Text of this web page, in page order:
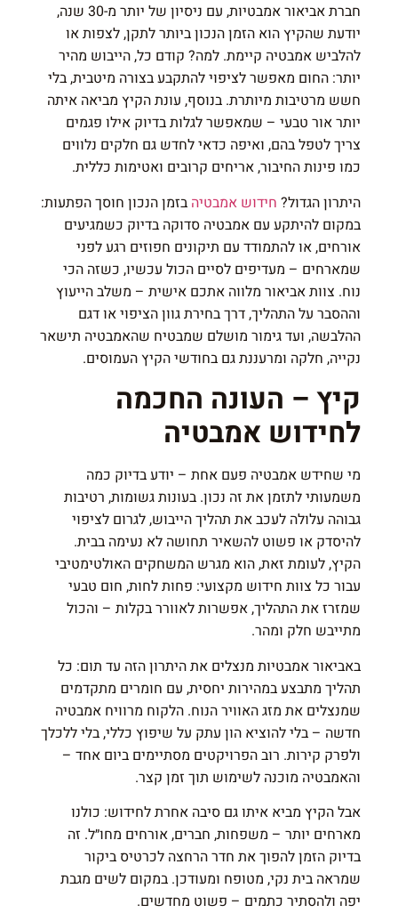
חברתאביאור אמבטיות
, עם ניסיון של יותר מ-30 שנה,
יודעת שהקיץ הוא הזמן הנכון ביותר לתקן, לצפות או
להלביש אמבטיה קיימת. למה? קודם כל, הייבוש מהיר
יותר: החום מאפשר לציפוי להתקבע בצורה מיטבית, בלי
חשש מרטיבות מיותרת. בנוסף, עונת הקיץ מביאה איתה
יותר אור טבעי – שמאפשר לגלות בדיוק אילו פגמים
צריך לטפל בהם, ואיפה כדאי לחדש גם חלקים נלווים
כמו פינות החיבור, אריחים קרובים ואטימות כללית.
היתרון הגדול? חידוש אמבטיהבזמן הנכון חוסך הפתעות:
במקום להיתקע עם אמבטיה סדוקה בדיוק כשמגיעים
אורחים, או להתמודד עם תיקונים חפוזים רגע לפני
שמארחים – מעדיפים לסיים הכול עכשיו, כשזה הכי
נוח. צוות אביאור מלווה אתכם אישית – משלב הייעוץ
וההסבר על התהליך, דרך בחירת גוון הציפוי או דגם
ההלבשה, ועד גימור מושלם שמבטיח שהאמבטיה תישאר
נקייה, חלקה ומרעננת גם בחודשי הקיץ העמוסים.
קיץ – העונה החכמה
לחידוש אמבטיה
מי שחידש אמבטיה פעם אחת – יודע בדיוק כמה
משמעותי לתזמן את זה נכון. בעונות גשומות, רטיבות
גבוהה עלולה לעכב את תהליך הייבוש, לגרום לציפוי
להיסדק או פשוט להשאיר תחושה לא נעימה בבית.
הקיץ, לעומת זאת, הוא מגרש המשחקים האולטימטיבי
עבור כל צוות חידוש מקצועי: פחות לחות, חום טבעי
שמזרז את התהליך, אפשרות לאוורר בקלות – והכול
מתייבש חלק ומהר.
באביאור אמבטיותמנצלים את היתרון הזה עד תום: כל
תהליך מתבצע במהירות יחסית, עם חומרים מתקדמים
שמנצלים את מזג האוויר הנוח. הלקוח מרוויח אמבטיה
חדשה – בלי להוציא הון עתק על שיפוץ כללי, בלי ללכלך
ולפרק קירות. רוב הפרויקטים מסתיימים ביום אחד –
והאמבטיה מוכנה לשימוש תוך זמן קצר.
אבל הקיץ מביא איתו גם סיבה אחרת לחידוש: כולנו
מארחים יותר – משפחות, חברים, אורחים מחו״ל. זה
בדיוק הזמן להפוך את חדר הרחצה לכרטיס ביקור
שמראה בית נקי, מטופח ומעודכן. במקום לשים מגבת
יפה ולהסתיר כתמים – פשוט מחדשים.